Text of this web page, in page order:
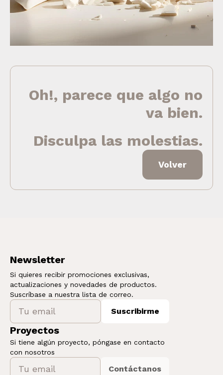
Oh!, parece que algo no
va bien.
Disculpa las molestias.
Volver
Newsletter
Si quieres recibir promociones exclusivas,
actualizaciones y novedades de productos.
Suscríbase a nuestra lista de correo.
Suscribirme
Proyectos
Si tiene algún proyecto, póngase en contacto
con nosotros
Contáctanos